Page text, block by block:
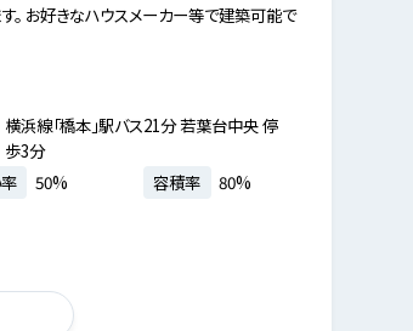
お好きなハウスメーカー等で建築可能で
横浜線「橋本」駅バス21分 若葉台中央 停
歩3分
50% 容積率 80%